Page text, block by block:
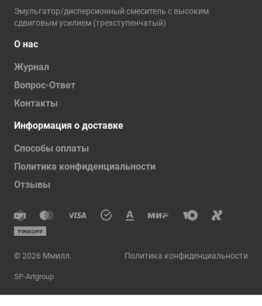
Эмульгатор/дисперсионный смеситель с высоким
сдвиговым усилием (трехступенчатый)
О нас
Журнал
Вопрос-Ответ
Контакты
Информация о доставке
Способы оплаты
Политика конфиденциальности
Отзывы
© 2026 Ммилл. Политика конфиденциальности
SP-Artgroup